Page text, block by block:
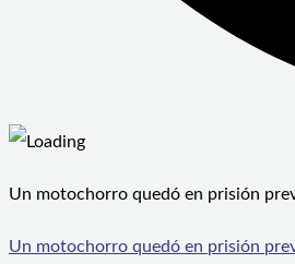
Un motochorro quedó en prisión
Un motochorro quedó en prisión